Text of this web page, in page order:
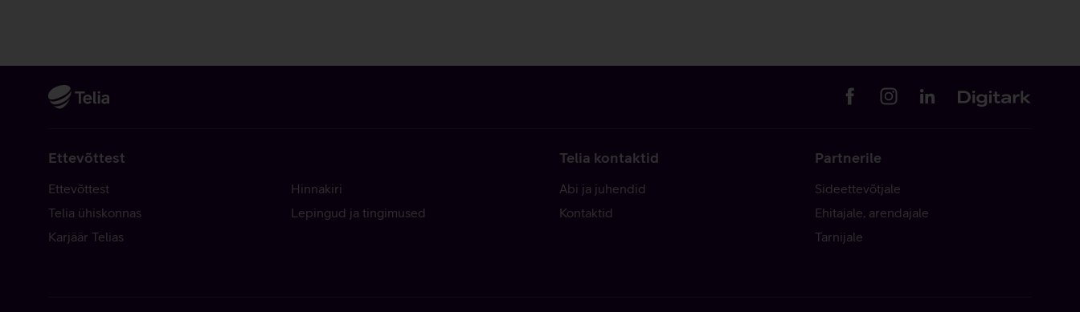
Ettevõttest
Ettevõttest
Telia ühiskonnas
Karjäär Telias
Hinnakiri
Lepingud ja tingimused
Telia kontaktid
Abi ja juhendid
Kontaktid
Partnerile
Sideettevõtjale
Ehitajale, arendajale
Tarnijale